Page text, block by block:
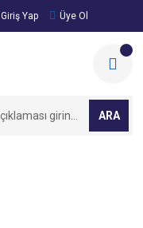
Giriş Yap Üye Ol
ARA